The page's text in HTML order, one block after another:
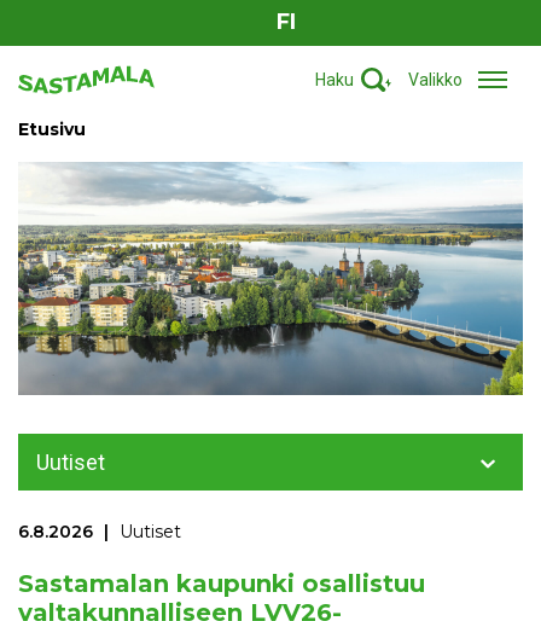
FI
Haku Valikko
Etusivu
Uutiset
6.8.2026 Uutiset
Sastamalan kaupunki osallistuu
valtakunnalliseen LVV26-